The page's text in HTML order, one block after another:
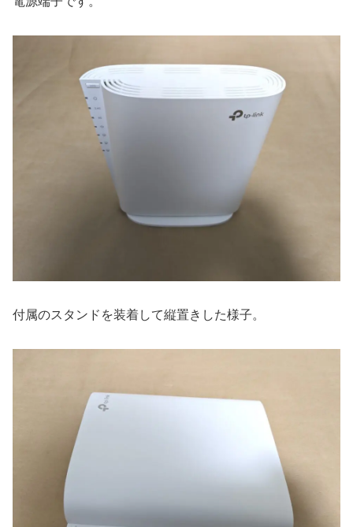
付属のスタンドを装着して縦置きした様子。